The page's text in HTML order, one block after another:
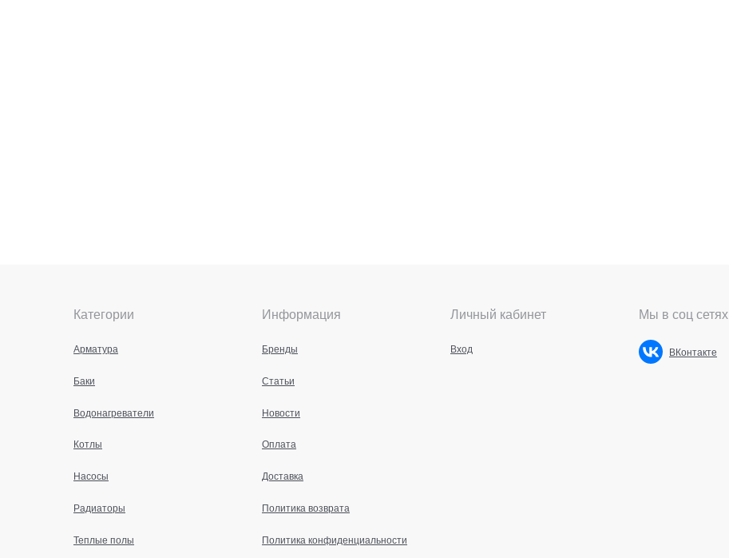
Категории
Арматура
Баки
Водонагреватели
Котлы
Насосы
Радиаторы
Теплые полы
Информация
Бренды
Статьи
Новости
Оплата
Доставка
Политика возврата
Политика конфиденциальности
Личный кабинет
Вход
Мы в соц сетях
ВКонтакте